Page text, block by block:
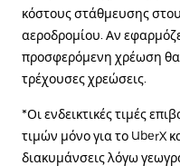
κόστους στάθμευσης
αεροδρομίου. Αν
προσφερόμενη χρέωση
τρέχουσες χρεώσεις.
*Οι ενδεικτικές τιμές
τιμών μόνο για το UberX
διακυμάνσεις λόγω